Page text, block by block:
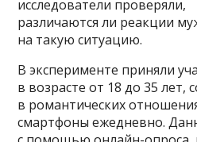
исследователи проверяли,
различаются ли реакции
на такую ситуацию.
В эксперименте приняли
в возрасте от 18 до 35 лет,
в романтических
смартфоны ежедневно.